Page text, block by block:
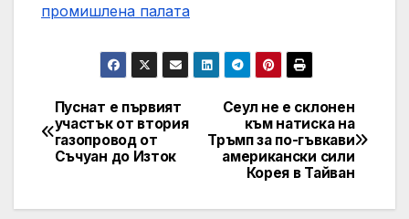
промишлена палaта
Навигация
Сеул не е склонен
към натиска на
Тръмп за по-гъвкави
американски сили
Корея в Тайван
Пуснат е първият
участък от втория
газопровод от
Съчуан до Изток